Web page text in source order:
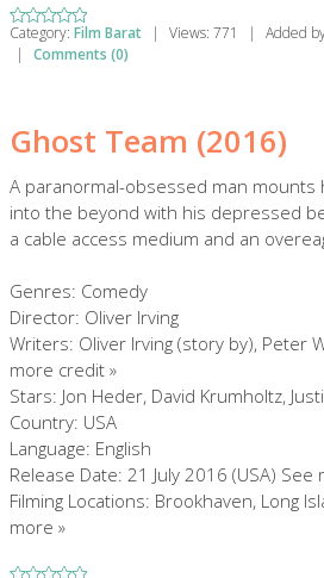
Category: Film Barat | Views: 771 | Added
|
Comments (0)
Ghost Team (2016)
A paranormal-obsessed man mounts
into the beyond with his depressed
a cable access medium and an
Genres: Comedy
Director: Oliver Irving
Writers: Oliver Irving (story by), Peter
more credit »
Stars: Jon Heder, David Krumholtz,
Country: USA
Language: English
Release Date: 21 July 2016 (USA) See
Filming Locations: Brookhaven, Long
more »